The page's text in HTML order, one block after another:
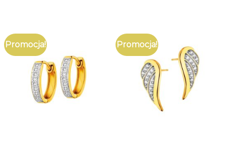
Promocja! Promocja!